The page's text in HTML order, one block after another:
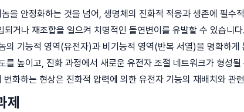
을 안정화하는 것을 넘어, 생명체의 진화적 적응과 생존에 필수
거나 재조합을 일으켜 치명적인 돌연변이를 유발할 수 있습니
의 기능적 영역(유전자)과 비기능적 영역(반복 서열)을 명확하
를 높이고, 진화 과정에서 새로운 유전자 조절 네트워크가 형성
화하는 현상은 진화적 압력에 의한 유전자 기능의 재배치와 관
제